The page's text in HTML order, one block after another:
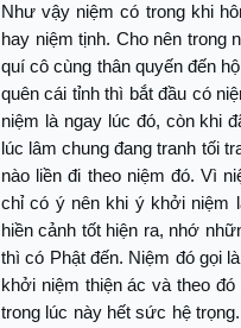
Như vậy niệm có trong khi
hay niệm tịnh. Cho nên trong
quí cô cùng thân quyến đến
quên cái tỉnh thì bắt đầu có
niệm là ngay lúc đó, còn khi
lúc lâm chung đang tranh tối
nào liền đi theo niệm đó. Vì
chỉ có ý nên khi ý khởi niệm
hiền cảnh tốt hiện ra, nhớ
thì có Phật đến. Niệm đó gọi
khởi niệm thiện ác và theo
trong lúc này hết sức hệ